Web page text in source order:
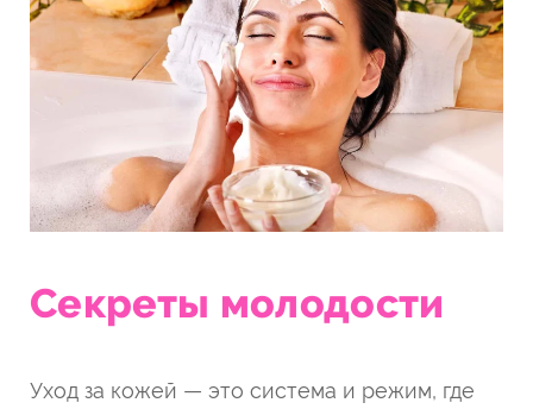
Секреты молодости
Уход за кожей — это система и режим, где